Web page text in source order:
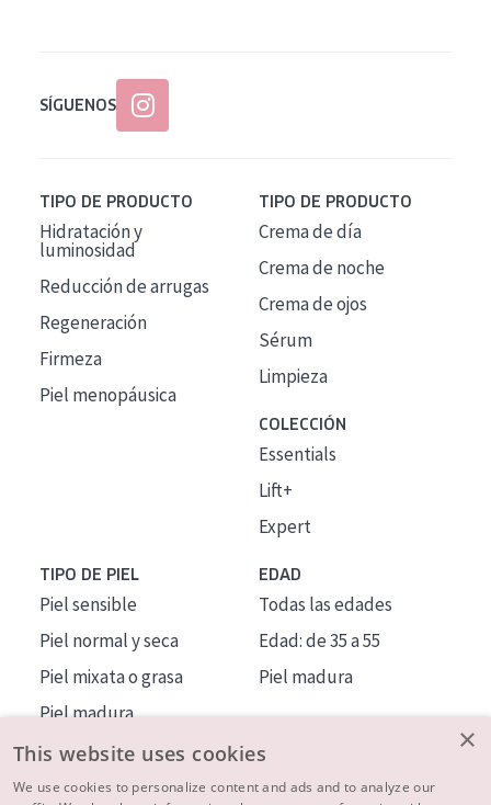
SÍGUENOS
TIPO DE PRODUCTO
Hidratación y
luminosidad
Reducción de arrugas
Regeneración
Firmeza
Piel menopáusica
TIPO DE PRODUCTO
Crema de día
Crema de noche
Crema de ojos
Sérum
Limpieza
COLECCIÓN
Essentials
Lift+
Expert
TIPO DE PIEL
Piel sensible
Piel normal y seca
Piel mixata o grasa
Piel madura
Piel expuesta al sol
Piel menopáusica
EDAD
Todas las edades
Edad: de 35 a 55
Piel madura
×
This website uses cookies
We use cookies to personalize content and ads and to analyze our